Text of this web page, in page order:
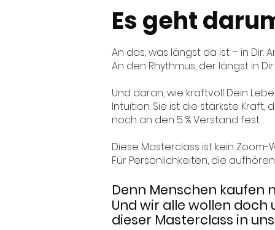
Es geht
An das, was längst da ist – in Dir.
An den Rhythmus, der längst in
Und daran, wie kraftvoll Dein
Intuition. Sie ist die stärkste
noch an den 5 % Verstand fest…
Diese Masterclass ist kein Zoom-
Für Persönlichkeiten, die
Denn Menschen kaufen
Und wir alle wollen doch
dieser Masterclass in